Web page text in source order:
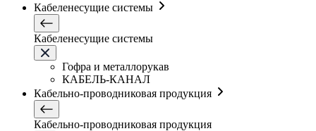
Кабеленесущие системы
Кабеленесущие системы
Гофра и металлорукав
КАБЕЛЬ-КАНАЛ
Кабельно-проводниковая продукция
Кабельно-проводниковая продукция